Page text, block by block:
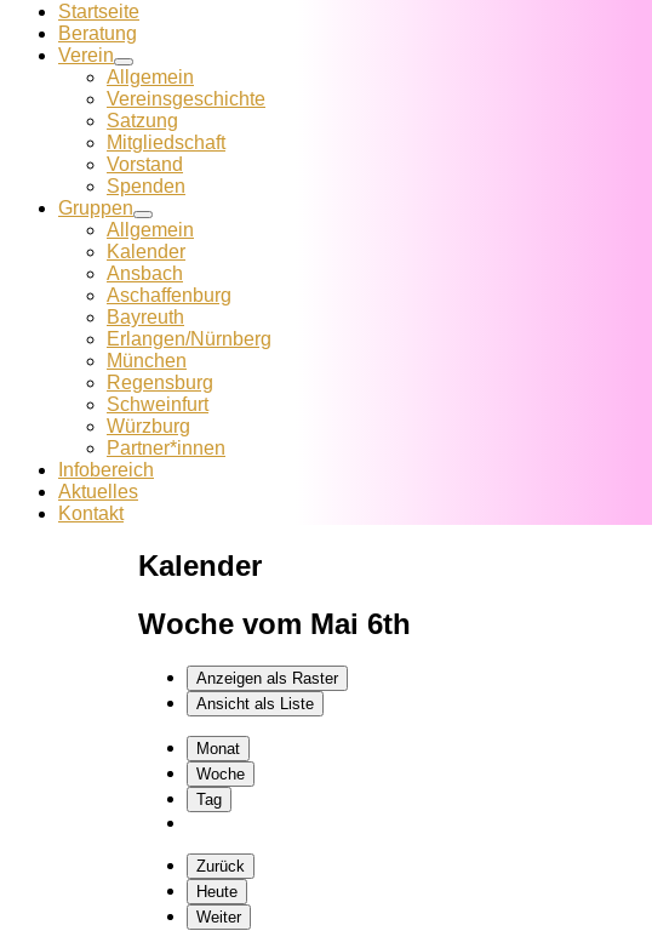
Startseite
Beratung
Verein
Allgemein
Vereins­geschichte
Satzung
Mitglied­schaft
Vorstand
Spenden
Gruppen
Allgemein
Kalender
Ansbach
Aschaffenburg
Bayreuth
Erlangen/Nürnberg
München
Regensburg
Schweinfurt
Würzburg
Partner*innen
Infobereich
Aktuelles
Kontakt
Kalender
Woche vom Mai 6th
Anzeigen als Raster
Ansicht als Liste
Monat
Woche
Tag
Zurück
Heute
Weiter